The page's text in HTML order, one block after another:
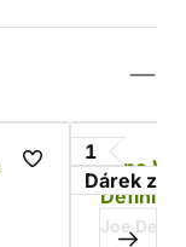
1
Dárek
Lone
Joe Dever